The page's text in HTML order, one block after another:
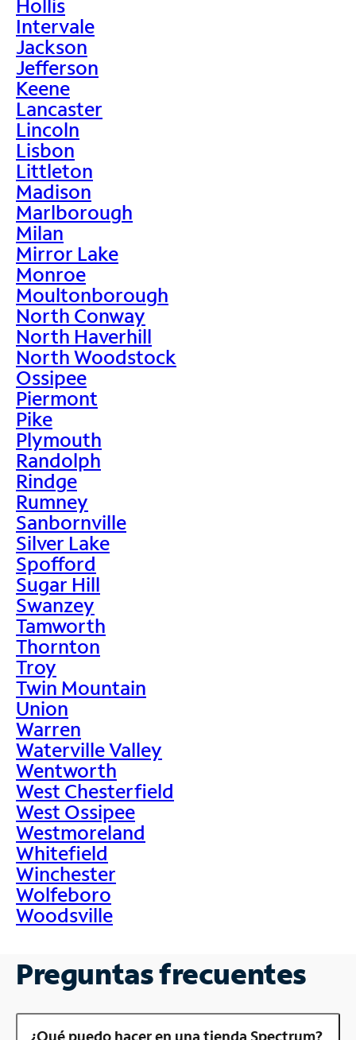
Hollis
Intervale
Jackson
Jefferson
Keene
Lancaster
Lincoln
Lisbon
Littleton
Madison
Marlborough
Milan
Mirror Lake
Monroe
Moultonborough
North Conway
North Haverhill
North Woodstock
Ossipee
Piermont
Pike
Plymouth
Randolph
Rindge
Rumney
Sanbornville
Silver Lake
Spofford
Sugar Hill
Swanzey
Tamworth
Thornton
Troy
Twin Mountain
Union
Warren
Waterville Valley
Wentworth
West Chesterfield
West Ossipee
Westmoreland
Whitefield
Winchester
Wolfeboro
Woodsville
Preguntas frecuentes
¿Qué puedo hacer en una tienda Spectrum?